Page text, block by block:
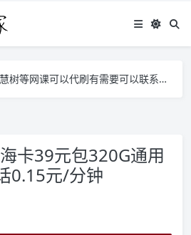
网课可以代刷有需要可以联系邮箱i@tuzi.la
网课可以代刷有需要可以联系邮箱i@tuzi.la
卡39元包320G通用
0.15元/分钟